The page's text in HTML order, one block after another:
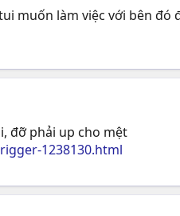
muốn làm việc với bên đó
đỡ phải up cho mệt
1238130.html